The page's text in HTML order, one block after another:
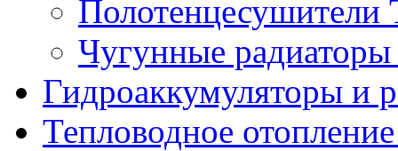
Чугунные
Гидроаккумуляторы и
Тепловодное